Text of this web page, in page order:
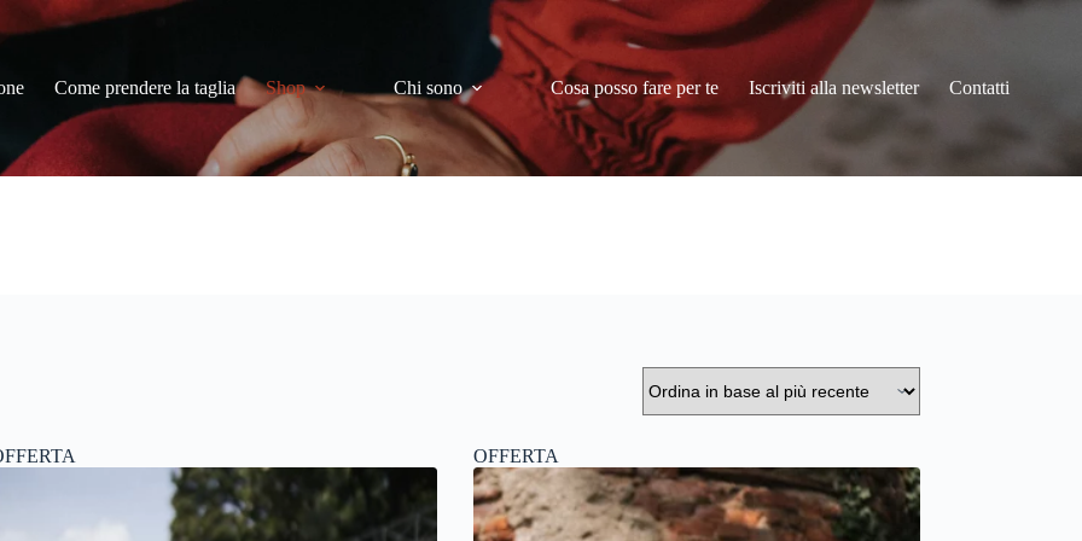
Come prendere la taglia Shop Chi sono Cosa posso fare per te Iscriviti alla newsletter Contatti
OFFERTA